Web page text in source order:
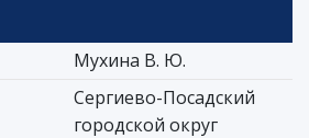
Мухина В. Ю.
Сергиево-Посадский
городской округ